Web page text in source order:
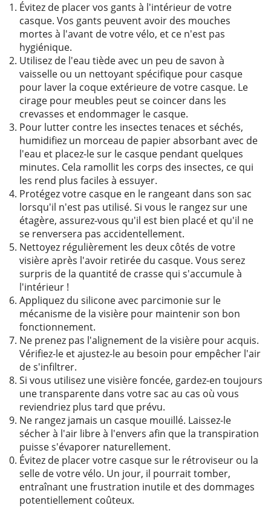
Évitez de placer vos gants à l'intérieur de votre
casque. Vos gants peuvent avoir des mouches
mortes à l'avant de votre vélo, et ce n'est pas
hygiénique.
Utilisez de l'eau tiède avec un peu de savon à
vaisselle ou un nettoyant spécifique pour casque
pour laver la coque extérieure de votre casque. Le
cirage pour meubles peut se coincer dans les
crevasses et endommager le casque.
Pour lutter contre les insectes tenaces et séchés,
humidifiez un morceau de papier absorbant avec de
l'eau et placez-le sur le casque pendant quelques
minutes. Cela ramollit les corps des insectes, ce qui
les rend plus faciles à essuyer.
Protégez votre casque en le rangeant dans son sac
lorsqu'il n'est pas utilisé. Si vous le rangez sur une
étagère, assurez-vous qu'il est bien placé et qu'il ne
se renversera pas accidentellement.
Nettoyez régulièrement les deux côtés de votre
visière après l'avoir retirée du casque. Vous serez
surpris de la quantité de crasse qui s'accumule à
l'intérieur !
Appliquez du silicone avec parcimonie sur le
mécanisme de la visière pour maintenir son bon
fonctionnement.
Ne prenez pas l'alignement de la visière pour acquis.
Vérifiez-le et ajustez-le au besoin pour empêcher l'air
de s'infiltrer.
Si vous utilisez une visière foncée, gardez-en toujours
une transparente dans votre sac au cas où vous
reviendriez plus tard que prévu.
Ne rangez jamais un casque mouillé. Laissez-le
sécher à l'air libre à l'envers afin que la transpiration
puisse s'évaporer naturellement.
Évitez de placer votre casque sur le rétroviseur ou la
selle de votre vélo. Un jour, il pourrait tomber,
entraînant une frustration inutile et des dommages
potentiellement coûteux.